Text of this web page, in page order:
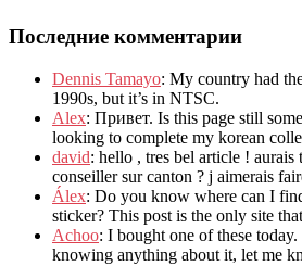
Последние комментарии
Dennis Tamayo: My country had
1990s, but it’s in NTSC.
Alex: Привет. Is this page still
looking to complete my korean
david: hello , tres bel article ! aurais
conseiller sur canton ? j aimerais
Álex: Do you know where can I
sticker? This post is the only site
Achoo: I bought one of these
knowing anything about it, let me